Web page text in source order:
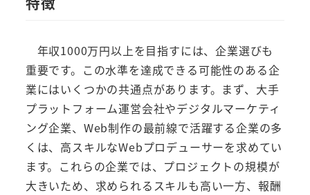
年収1000万円以上を目指すには、企業選びも
重要です。この水準を達成できる可能性のある企
業にはいくつかの共通点があります。まず、大手
プラットフォーム運営会社やデジタルマーケティ
ング企業、Web制作の最前線で活躍する企業の多
くは、高スキルなWebプロデューサーを求めてい
ます。これらの企業では、プロジェクトの規模が
大きいため、求められるスキルも高い一方、報酬